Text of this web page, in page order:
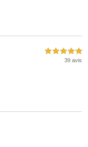
5,0 étoiles sur 5
39 avis